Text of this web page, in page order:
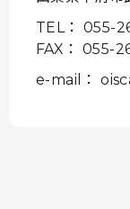
TEL： 055-
FAX： 055-
e-mail：